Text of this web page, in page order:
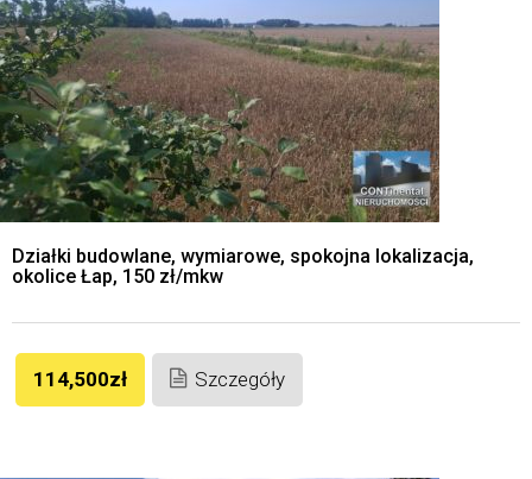
Działki budowlane, wymiarowe, spokojna lokalizacja,
okolice Łap, 150 zł/mkw
114,500zł Szczegóły